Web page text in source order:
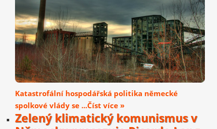
Katastrofální hospodářská politika německé
spolkové vlády se ...Číst více »
Zelený klimatický komunismus v